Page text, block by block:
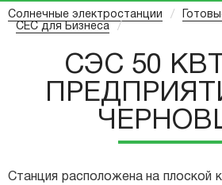
Солнечные электростанции /
СЕС для Бизнеса /
СЭС 50
Станция расположена на плоской